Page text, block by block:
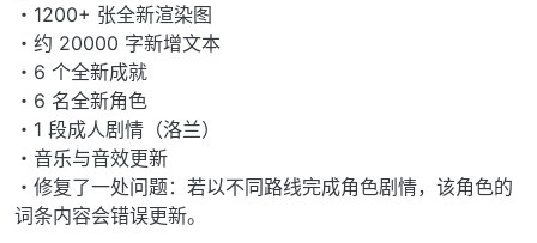
・1200+ 张全新渲染图
・约 20000 字新增文本
・6 个全新成就
・6 名全新角色
・1 段成人剧情（洛兰）
・音乐与音效更新
・修复了一处问题：若以不同路线完成角色剧情，该角色的
词条内容会错误更新。